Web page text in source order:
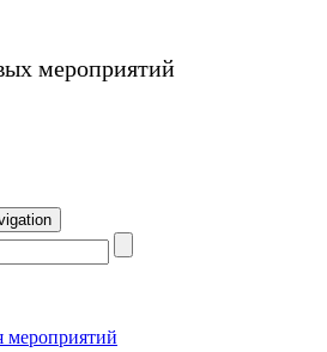
мероприятий
мероприятий